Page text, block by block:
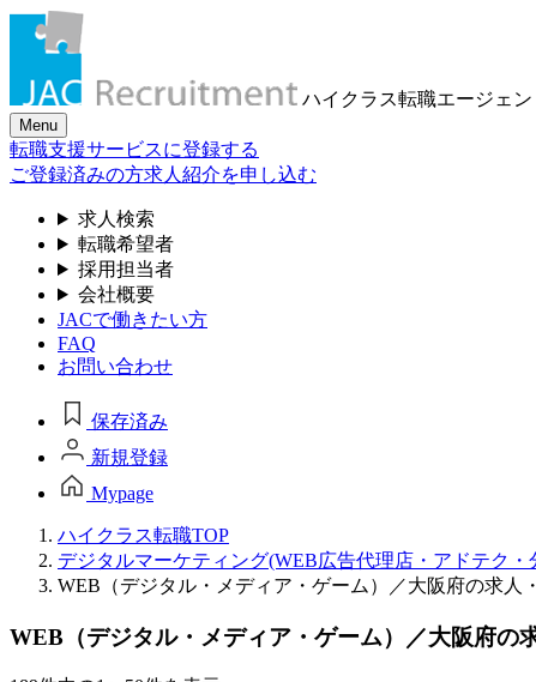
ハイクラス転職エージェン
Menu
転職支援サービスに登録する
ご登録済みの方求人紹介を申し込む
求人検索
転職希望者
採用担当者
会社概要
JACで働きたい方
FAQ
お問い合わせ
保存済み
新規登録
Mypage
ハイクラス転職TOP
デジタルマーケティング(WEB広告代理店・アドテク・
WEB（デジタル・メディア・ゲーム）／大阪府の求人
WEB（デジタル・メディア・ゲーム）／大阪府の